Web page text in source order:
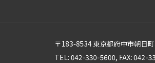
〒183-8534 東京都府中市朝日
TEL: 042-330-5600, FAX: 042-